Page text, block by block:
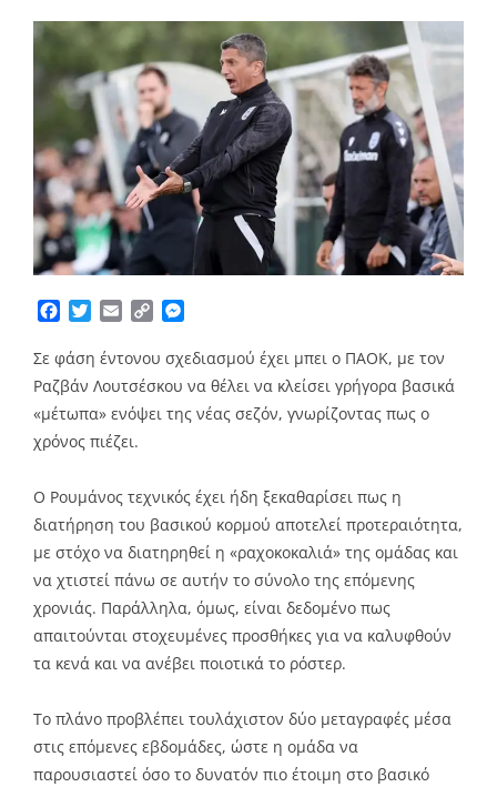
Facebook
TwitterEmailCopy
Σε φάση έντονου σχεδιασμού έχει μπει ο ΠΑΟΚ, με τον
Ραζβάν Λουτσέσκου να θέλει να κλείσει γρήγορα βασικά
«μέτωπα» ενόψει της νέας σεζόν, γνωρίζοντας πως ο
χρόνος πιέζει.
Ο Ρουμάνος τεχνικός έχει ήδη ξεκαθαρίσει πως η
διατήρηση του βασικού κορμού αποτελεί προτεραιότητα,
με στόχο να διατηρηθεί η «ραχοκοκαλιά» της ομάδας και
να χτιστεί πάνω σε αυτήν το σύνολο της επόμενης
χρονιάς. Παράλληλα, όμως, είναι δεδομένο πως
απαιτούνται στοχευμένες προσθήκες για να καλυφθούν
τα κενά και να ανέβει ποιοτικά το ρόστερ.
Το πλάνο προβλέπει τουλάχιστον δύο μεταγραφές μέσα
στις επόμενες εβδομάδες, ώστε η ομάδα να
παρουσιαστεί όσο το δυνατόν πιο έτοιμη στο βασικό